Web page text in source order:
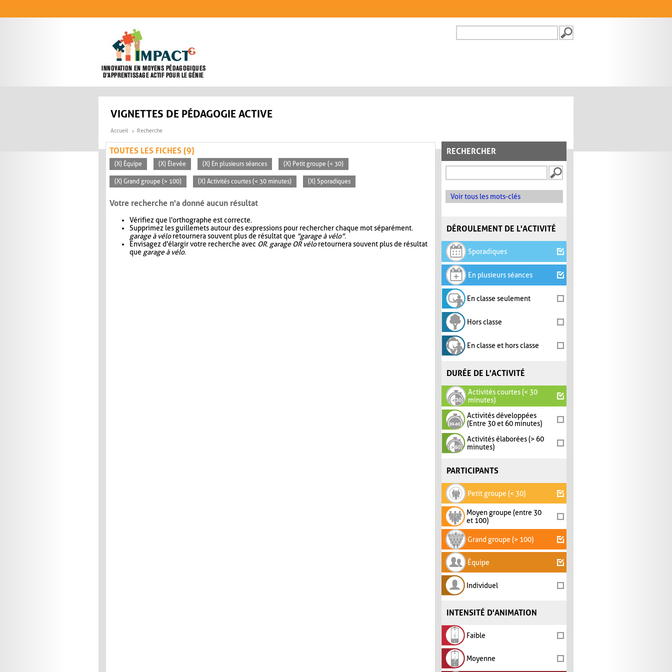
FORMULAIRE DE
VIGNETTES DE PÉDAGOGIE ACTIVE
Accueil Recherche
RECHERCHER
Voir tous les mots-clés
DÉROULEMENT DE L'ACTIVITÉ
Sporadiques
En plusieurs séances
En classe seulement
Hors classe
En classe et hors classe
DURÉE DE L'ACTIVITÉ
Activités courtes (< 30
minutes)
Activités développées
(Entre 30 et 60 minutes)
Activités élaborées (> 60
minutes)
PARTICIPANTS
Petit groupe (< 30)
Moyen groupe (entre 30
et 100)
Grand groupe (> 100)
Équipe
Individuel
INTENSITÉ D'ANIMATION
Faible
Moyenne
TOUTES LES FICHES (9)
(X) Équipe (X) Élevée (X) En plusieurs séances (X) Petit groupe (< 30)
(X) Grand groupe (> 100) (X) Activités courtes (< 30 minutes) (X) Sporadiques
Votre recherche n'a donné aucun résultat
Vérifiez que l'orthographe est correcte.
Supprimez les guillemets autour des expressions pour rechercher chaque mot séparément.
garage à véloretournera souvent plus de résultat que "garage à vélo".
Envisagez d'élargir votre recherche avec OR. garage OR véloretournera souvent plus de résultat
que garage à vélo.